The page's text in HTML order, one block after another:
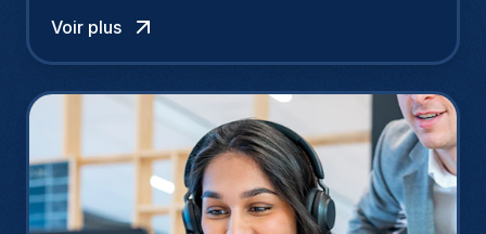
de personnaliser son CV et sa lettre de
semaines, Sabina, aujourd’hui responsable
communication & marketing, nous raconte
son expérience.
Voir plus